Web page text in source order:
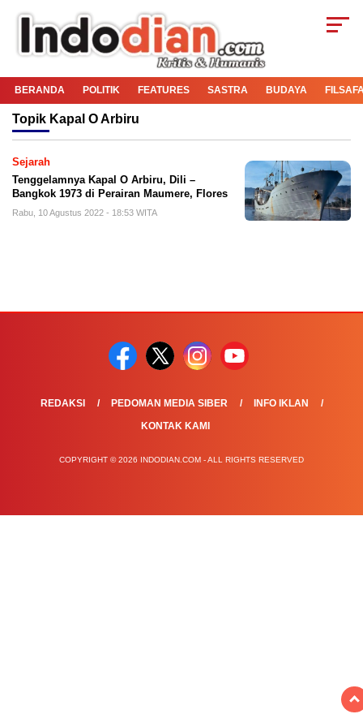
BERANDA POLITIK FEATURES SASTRA BUDAYA
Topik Kapal O Arbiru
Sejarah
Tenggelamnya Kapal O Arbiru, Dili –
Bangkok 1973 di Perairan Maumere, Flores
Rabu, 10 Agustus 2022 - 18:53 WITA
REDAKSI PEDOMAN MEDIA SIBER
INFO IKLAN
KONTAK KAMI
COPYRIGHT © 2026 INDODIAN.COM - ALL RIGHTS RESERVED